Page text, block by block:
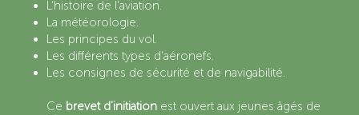
L’histoire de l’aviation.
La météorologie.
Les principes du vol.
Les différents types d’aéronefs.
Les consignes de sécurité et de navigabilité.
Ce brevet d'initiationest ouvert aux jeunes âgés de